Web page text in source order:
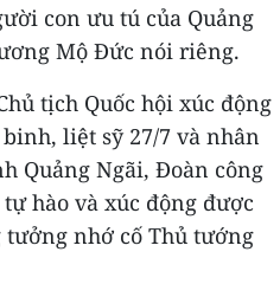
con ưu tú của Quảng
Mộ Đức nói riêng.
tịch Quốc hội xúc động
liệt sỹ 27/7 và nhân
Quảng Ngãi, Đoàn công
hào và xúc động được
nhớ cố Thủ tướng